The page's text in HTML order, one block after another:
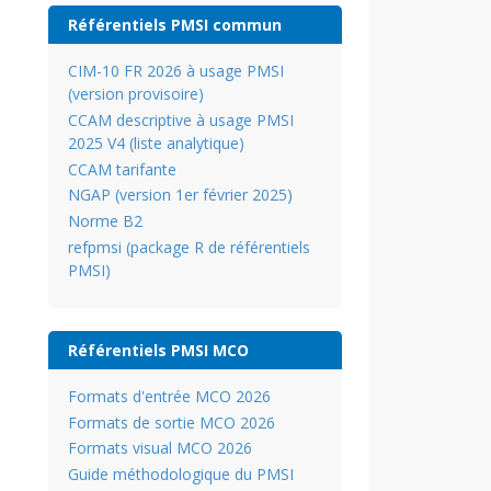
Référentiels PMSI commun
CIM-10 FR 2026 à usage PMSI
(version provisoire)
CCAM descriptive à usage PMSI
2025 V4 (liste analytique)
CCAM tarifante
NGAP (version 1er février 2025)
Norme B2
refpmsi (package R de référentiels
PMSI)
Référentiels PMSI MCO
Formats d'entrée MCO 2026
Formats de sortie MCO 2026
Formats visual MCO 2026
Guide méthodologique du PMSI